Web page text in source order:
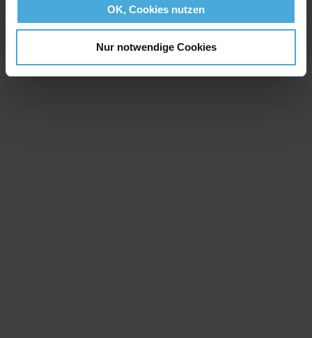
OK, Cookies nutzen
Nur notwendige Cookies
Weitere Informationen
Bewertungen